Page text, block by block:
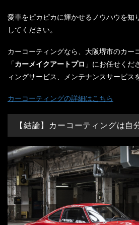
愛車をピカピカに輝かせるノウハウを知
してください。
カーコーティングなら、大阪堺市のカー
「カーメイクアートプロ 」にお任せくだ
ィングサービス、メンテナンスサービス
カーコーティングの詳細はこちら
【結論】カーコーティングは自